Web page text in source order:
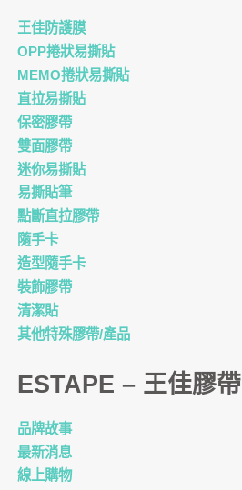
王佳防護膜
OPP捲狀易撕貼
MEMO捲狀易撕貼
直拉易撕貼
保密膠帶
雙面膠帶
迷你易撕貼
易撕貼筆
點斷直拉膠帶
隨手卡
造型隨手卡
裝飾膠帶
清潔貼
其他特殊膠帶/產品
ESTAPE – 王佳膠帶
品牌故事
最新消息
線上購物